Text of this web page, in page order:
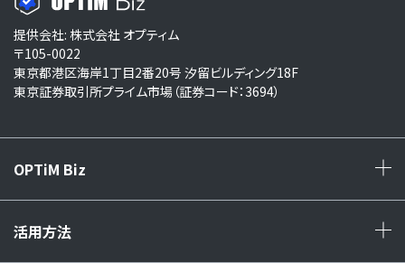
提供会社: 株式会社 オプティム
〒105-0022
東京都港区海岸1丁目2番20号 汐留ビルディング18F
東京証券取引所プライム市場（証券コード：3694）
OPTiM Biz
活用方法